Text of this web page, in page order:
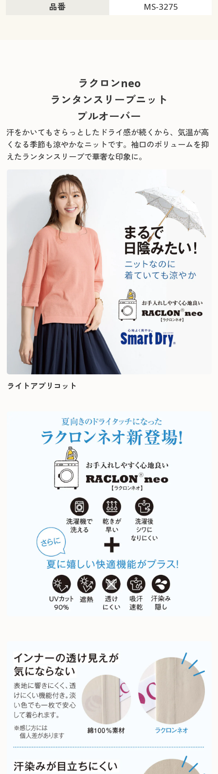
品番 MS-3275
ラクロンneo
ランタンスリーブニット
プルオーバー
汗をかいてもさらっとしたドライ感が続くから、気温が高
くなる季節も涼やかなニットです。袖口のボリュームを抑
えたランタンスリーブで華奢な印象に。
ライトアプリコット